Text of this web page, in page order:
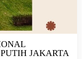
JAKARTA